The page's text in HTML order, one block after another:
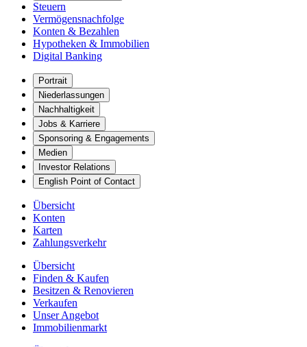
Steuern
Vermögensnachfolge
Konten & Bezahlen
Hypotheken & Immobilien
Digital Banking
Portrait
Niederlassungen
Nachhaltigkeit
Jobs & Karriere
Sponsoring & Engagements
Medien
Investor Relations
English Point of Contact
Übersicht
Konten
Karten
Zahlungsverkehr
Übersicht
Finden & Kaufen
Besitzen & Renovieren
Verkaufen
Unser Angebot
Immobilienmarkt